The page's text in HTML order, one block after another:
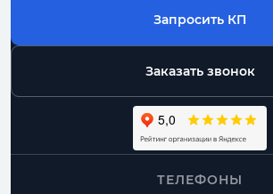
Запросить КП
Заказать звонок
ТЕЛЕФОНЫ